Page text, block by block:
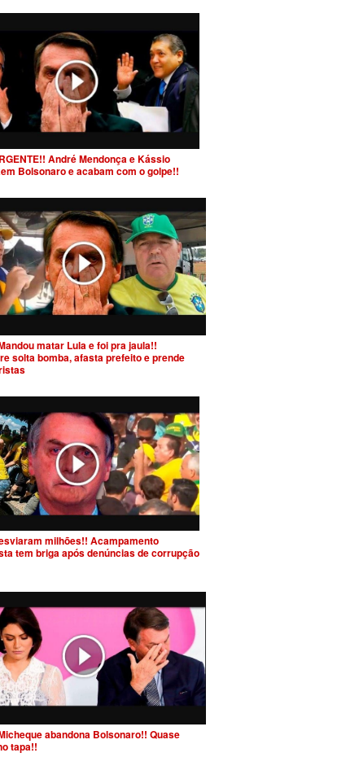
André Mendonça e Kássio
Bolsonaro e acabam com o golpe!!
matar Lula e foi pra jaula!!
solta bomba, afasta prefeito e prende
milhões!! Acampamento
tem briga após denúncias de corrupção
abandona Bolsonaro!! Quase
tapa!!